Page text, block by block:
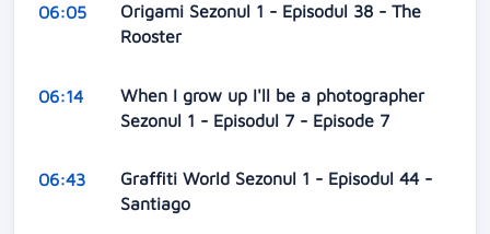
06:05
Origami Sezonul 1 - Episodul 38 - The
Rooster
06:14
When I grow up I'll be a photographer
Sezonul 1 - Episodul 7 - Episode 7
06:43
Graffiti World Sezonul 1 - Episodul 44 -
Santiago